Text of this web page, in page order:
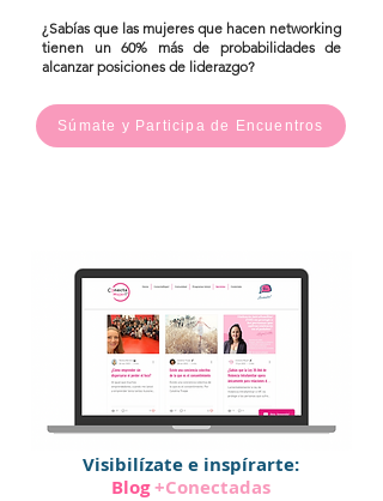
¿Sabías que las mujeres que hacen networking
tienen un 60% más de probabilidades de
alcanzar posiciones de liderazgo?
Súmate y Participa de Encuentros
Visibilízate e inspírarte:
Blog+Conectadas